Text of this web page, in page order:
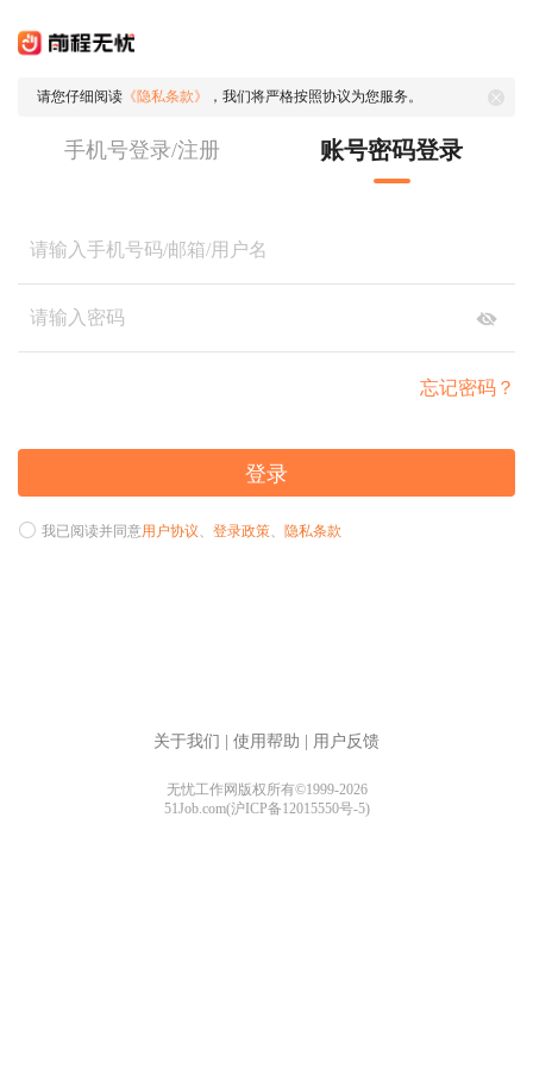
请您仔细阅读 《隐私条款》 ，我们将严格按照协议为您服务。
手机号登录/注册 账号密码登录
忘记密码？
登录
我已阅读并同意用户协议、 登录政策、 隐私条款
关于我们 使用帮助 用户反馈
无忧工作网版权所有©1999-2026
51Job.com(沪ICP备12015550号-5)